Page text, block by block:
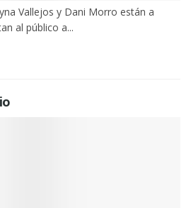
Vallejos y Dani Morro están a
al público a...